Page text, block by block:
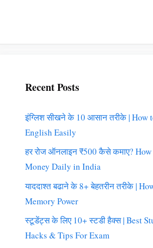
Recent Posts
इंग्लिश सीखने के 10 आसान तरीके | How
English Easily
हर रोज ऑनलाइन ₹500 कैसे कमाए?
Money Daily in India
याददाश्त बढाने के 8+ बेहतरीन तरीके |
Memory Power
स्टूडेंट्स के लिए 10+ स्टडी हैक्स | Best
Hacks & Tips For Exam